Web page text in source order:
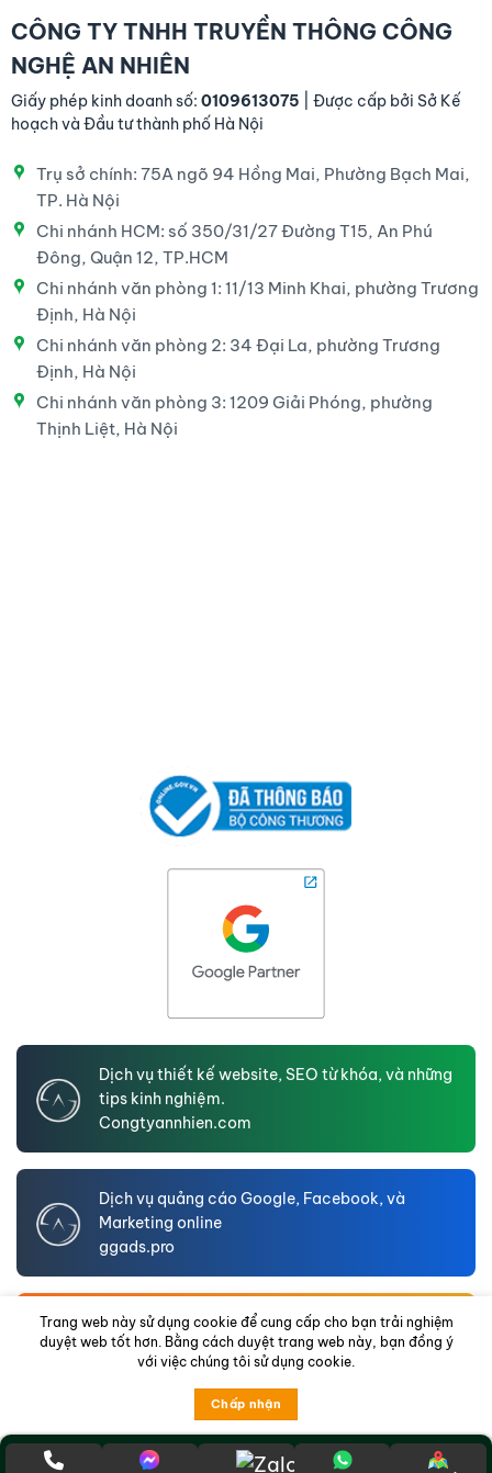
CÔNG TY TNHH TRUYỀN THÔNG CÔNG
NGHỆ AN NHIÊN
Giấy phép kinh doanh số: 0109613075 | Được cấp bởi Sở Kế
hoạch và Đầu tư thành phố Hà Nội
Trụ sở chính: 75A ngõ 94 Hồng Mai, Phường Bạch Mai,
TP. Hà Nội
Chi nhánh HCM: số 350/31/27 Đường T15, An Phú
Đông, Quận 12, TP.HCM
Chi nhánh văn phòng 1: 11/13 Minh Khai, phường Trương
Định, Hà Nội
Chi nhánh văn phòng 2: 34 Đại La, phường Trương
Định, Hà Nội
Chi nhánh văn phòng 3: 1209 Giải Phóng, phường
Thịnh Liệt, Hà Nội
Dịch vụ thiết kế website, SEO từ khóa, và những
tips kinh nghiệm.
Congtyannhien.com
Dịch vụ quảng cáo Google, Facebook, và
Marketing online
ggads.pro
An Nhien LTD – Website hồ sơ năng lực doanh
nghiệp
annhienltd.com
Trang web này sử dụng cookie để cung cấp cho bạn trải nghiệm
duyệt web tốt hơn. Bằng cách duyệt trang web này, bạn đồng ý
với việc chúng tôi sử dụng cookie.
Chấp nhận